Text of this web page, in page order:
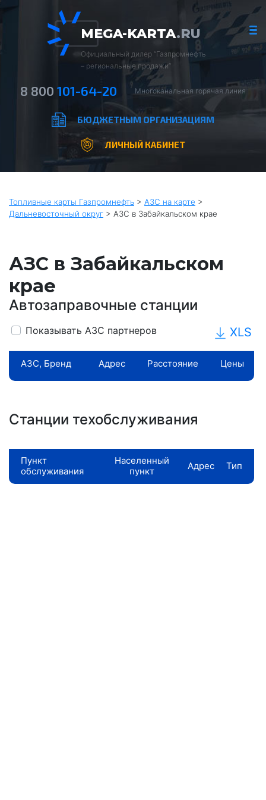
MEGA-KARTA.RU
Официальный дилер “Газпромнефть
– региональные продажи”
8 800 101-64-20 Многоканальная горячая линия
БЮДЖЕТНЫМ ОРГАНИЗАЦИЯМ
ЛИЧНЫЙ КАБИНЕТ
Топливные карты Газпромнефть > АЗС на карте >
Дальневосточный округ > АЗС в Забайкальском крае
АЗС в Забайкальском
крае
Автозаправочные станции
Показывать АЗС партнеров XLS
АЗС, Бренд Адрес Расстояние Цены
Станции техобслуживания
Пункт
обслуживания
Населенный
пункт
Адрес Тип